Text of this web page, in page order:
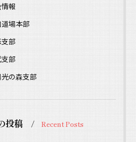
報
場本部
部
部
の森支部
投稿 Recent Posts